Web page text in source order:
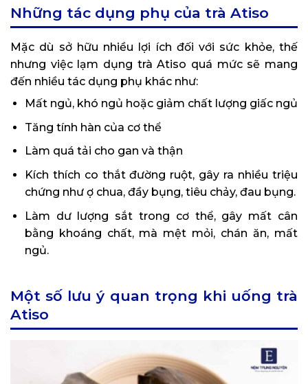
Những tác dụng phụ của trà Atiso
Mặc dù sở hữu nhiều lợi ích đối với sức khỏe, thế
nhưng việc lạm dụng trà Atiso quá mức sẽ mang
đến nhiều tác dụng phụ khác như:
Mất ngủ, khó ngủ hoặc giảm chất lượng giấc ngủ
Tăng tính hàn của cơ thể
Làm quá tải cho gan và thận
Kích thích co thắt đường ruột, gây ra nhiều triệu
chứng như ợ chua, đầy bụng, tiêu chảy, đau bụng.
Làm dư lượng sắt trong cơ thể, gây mất cân
bằng khoáng chất, mà mệt mỏi, chán ăn, mất
ngủ.
Một số lưu ý quan trọng khi uống trà
Atiso